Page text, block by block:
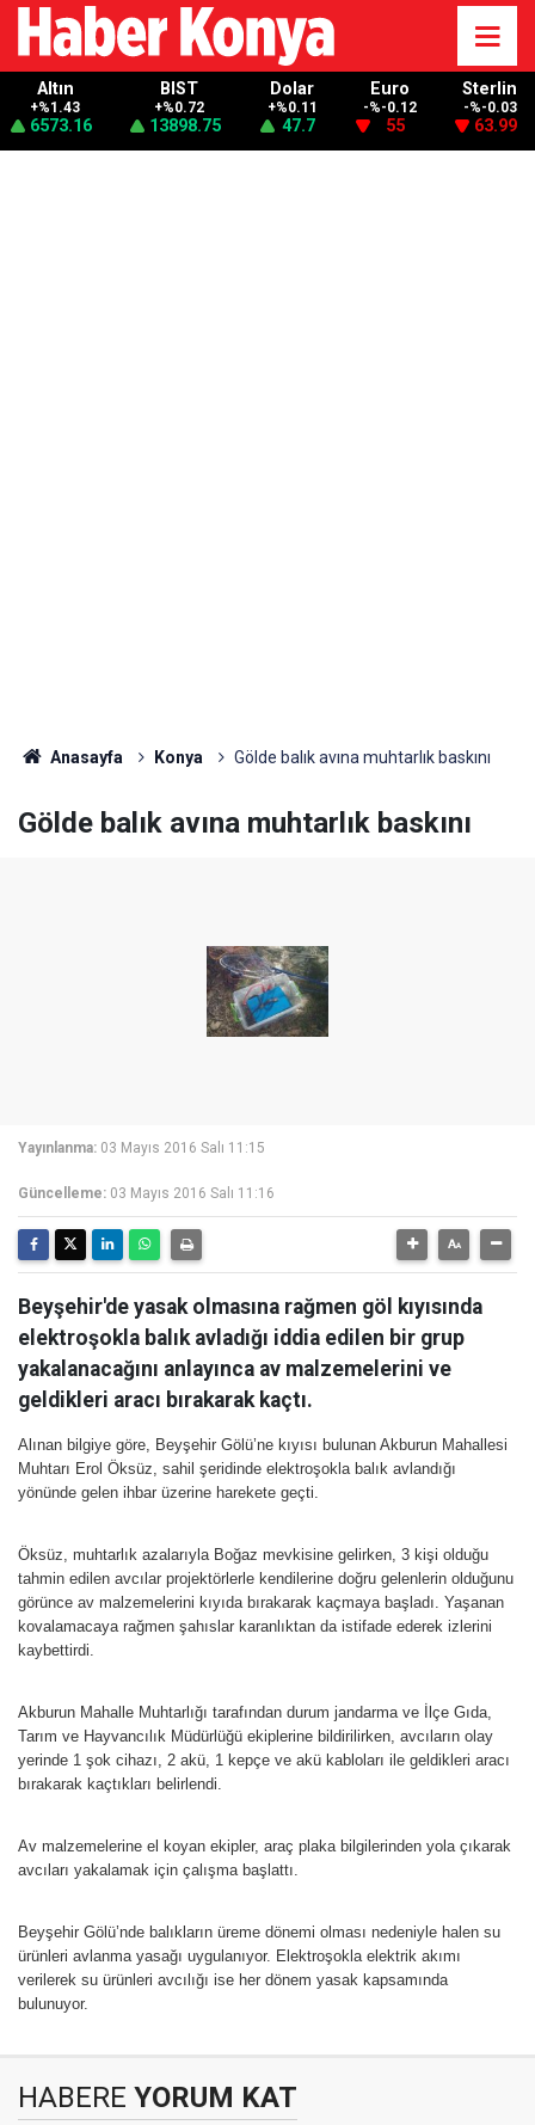
Altın
+%1.43
6573.16
BIST
+%0.72
13898.75
Dolar
+%0.11
47.7
Euro
-%-0.12
55
Sterlin
-%-0.03
63.99
Anasayfa Konya Gölde balık avına muhtarlık baskını
Gölde balık avına muhtarlık baskını
Yayınlanma: 03 Mayıs 2016 Salı 11:15
Güncelleme: 03 Mayıs 2016 Salı 11:16
Beyşehir'de yasak olmasına rağmen göl kıyısında
elektroşokla balık avladığı iddia edilen bir grup
yakalanacağını anlayınca av malzemelerini ve
geldikleri aracı bırakarak kaçtı.
Alınan bilgiye göre, Beyşehir Gölü’ne kıyısı bulunan Akburun Mahallesi
Muhtarı Erol Öksüz, sahil şeridinde elektroşokla balık avlandığı
yönünde gelen ihbar üzerine harekete geçti.
Öksüz, muhtarlık azalarıyla Boğaz mevkisine gelirken, 3 kişi olduğu
tahmin edilen avcılar projektörlerle kendilerine doğru gelenlerin olduğunu
görünce av malzemelerini kıyıda bırakarak kaçmaya başladı. Yaşanan
kovalamacaya rağmen şahıslar karanlıktan da istifade ederek izlerini
kaybettirdi.
Akburun Mahalle Muhtarlığı tarafından durum jandarma ve İlçe Gıda,
Tarım ve Hayvancılık Müdürlüğü ekiplerine bildirilirken, avcıların olay
yerinde 1 şok cihazı, 2 akü, 1 kepçe ve akü kabloları ile geldikleri aracı
bırakarak kaçtıkları belirlendi.
Av malzemelerine el koyan ekipler, araç plaka bilgilerinden yola çıkarak
avcıları yakalamak için çalışma başlattı.
Beyşehir Gölü’nde balıkların üreme dönemi olması nedeniyle halen su
ürünleri avlanma yasağı uygulanıyor. Elektroşokla elektrik akımı
verilerek su ürünleri avcılığı ise her dönem yasak kapsamında
bulunuyor.
HABERE YORUM KAT